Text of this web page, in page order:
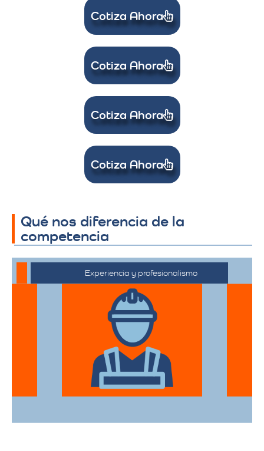
Cotiza Ahora
Cotiza Ahora
Cotiza Ahora
Cotiza Ahora
Qué nos diferencia de la
competencia
Experiencia y profesionalismo
El equipo de expertos en mudanzas de
alta gama está capacitado para manejar
desde objetos delicados hasta muebles
de gran tamaño con el mayor cuidado.